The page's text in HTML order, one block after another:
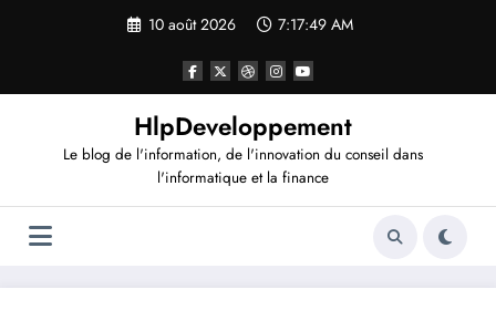
10 août 2026 7:17:50 AM
HlpDeveloppement
Le blog de l'information, de l'innovation du conseil dans
l'informatique et la finance